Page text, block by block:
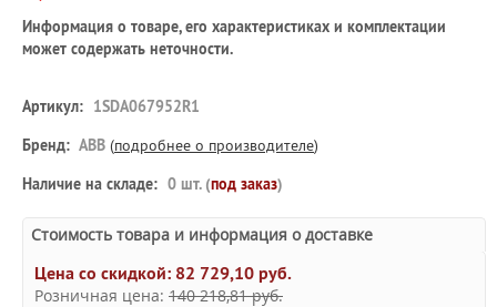
Информация о товаре, его характеристиках и комплектации
может содержать неточности.
Артикул: 1SDA067952R1
Бренд: ABB (подробнее о производителе)
Наличие на складе: 0 шт. (под заказ)
Стоимость товара и информация о доставке
Цена со скидкой: 82 729,10 руб.
Розничная цена: 140 218,81 руб.